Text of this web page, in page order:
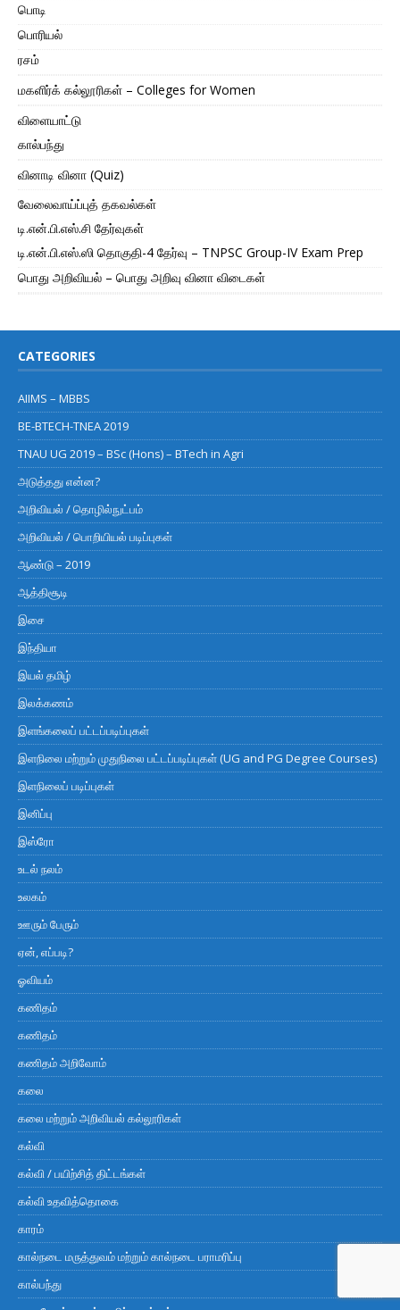
பொடி
பொரியல்
ரசம்
மகளிர்க் கல்லூரிகள் – Colleges for Women
விளையாட்டு
கால்பந்து
வினாடி வினா (Quiz)
வேலைவாய்ப்புத் தகவல்கள்
டி.என்.பி.எஸ்.சி தேர்வுகள்
டி.என்.பி.எஸ்.ஸி தொகுதி-4 தேர்வு – TNPSC Group-IV Exam Prep
பொது அறிவியல் – பொது அறிவு வினா விடைகள்
CATEGORIES
AIIMS – MBBS
BE-BTECH-TNEA 2019
TNAU UG 2019 – BSc (Hons) – BTech in Agri
அடுத்தது என்ன?
அறிவியல் / தொழில்நுட்பம்
அறிவியல் / பொறியியல் படிப்புகள்
ஆண்டு – 2019
ஆத்திசூடி
இசை
இந்தியா
இயல் தமிழ்
இலக்கணம்
இளங்கலைப் பட்டப்படிப்புகள்
இளநிலை மற்றும் முதுநிலை பட்டப்படிப்புகள் (UG and PG Degree Courses)
இளநிலைப் படிப்புகள்
இனிப்பு
இஸ்ரோ
உடல் நலம்
உலகம்
ஊரும் பேரும்
ஏன், எப்படி?
ஓவியம்
கணிதம்
கணிதம்
கணிதம் அறிவோம்
கலை
கலை மற்றும் அறிவியல் கல்லூரிகள்
கல்வி
கல்வி / பயிற்சித் திட்டங்கள்
கல்வி உதவித்தொகை
காரம்
கால்நடை மருத்துவம் மற்றும் கால்நடை பராமரிப்பு
கால்பந்து